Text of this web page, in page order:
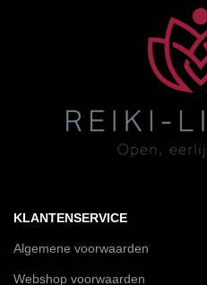
KLANTENSERVICE
Algemene voorwaarden
Webshop voorwaarden